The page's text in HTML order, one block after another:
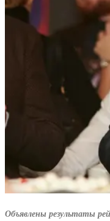
Объявлены результаты